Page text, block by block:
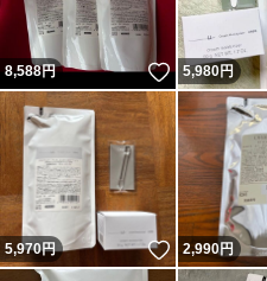
8,588円 いいね！
5,980円
5,970円 いいね！
2,990円